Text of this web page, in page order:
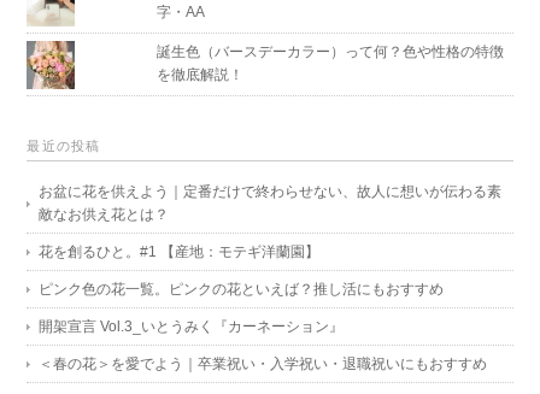
字・AA
誕生色（バースデーカラー）って何？色や性格の特徴
を徹底解説！
最近の投稿
お盆に花を供えよう｜定番だけで終わらせない、故人に想いが伝わる素
敵なお供え花とは？
花を創るひと。#1 【産地：モテギ洋蘭園】
ピンク色の花一覧。ピンクの花といえば？推し活にもおすすめ
開架宣言 Vol.3_いとうみく『カーネーション』
＜春の花＞を愛でよう｜卒業祝い・入学祝い・退職祝いにもおすすめ